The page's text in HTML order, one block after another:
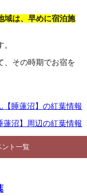
域は、早めに宿泊施
、その時期でお宿を
【睡蓮沼】の紅葉情報
蓮沼】周辺の紅葉情報
ント一覧